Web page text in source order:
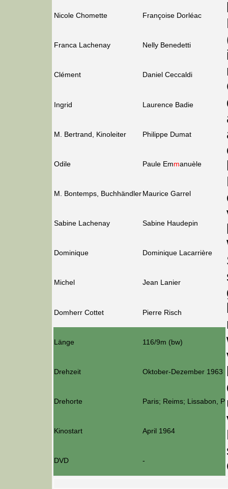
Nicole Chomette Françoise Dorléac
Franca Lachenay Nelly Benedetti
Clément Daniel Ceccaldi
Ingrid Laurence Badie
M. Bertrand, Kinoleiter Philippe Dumat
Odile Paule Emmanuèle
M. Bontemps, BuchhändlerMaurice Garrel
Sabine Lachenay Sabine Haudepin
Dominique Dominique Lacarrière
Michel Jean Lanier
Domherr Cottet Pierre Risch
Länge 116/9m (bw)
Drehzeit Oktober-Dezember 1963
Drehorte Paris; Reims; Lissabon, P
Kinostart April 1964
DVD -